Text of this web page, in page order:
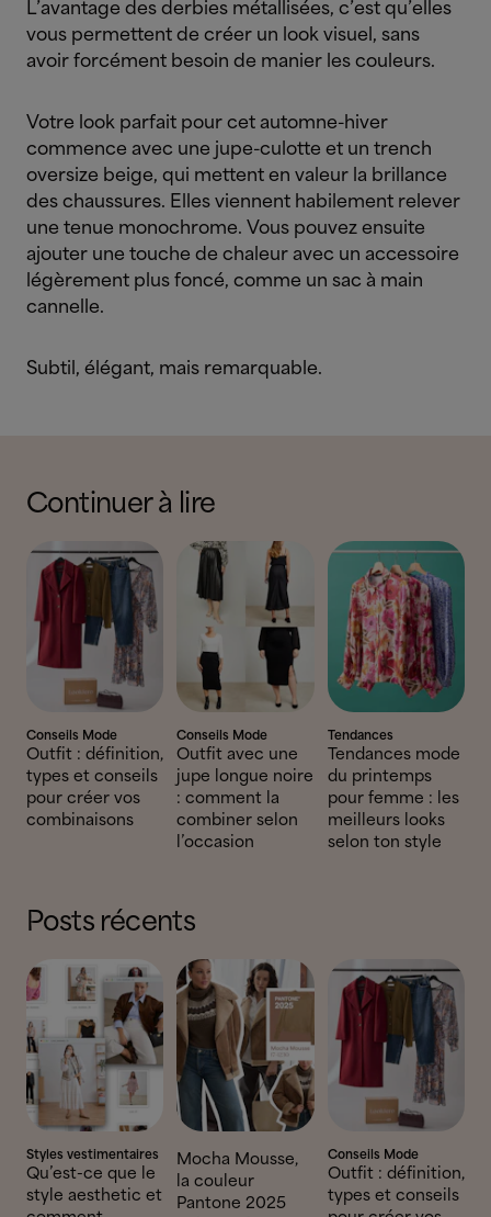
L’avantage des derbies métallisées, c’est qu’elles
vous permettent de créer un look visuel, sans
avoir forcément besoin de manier les couleurs.
Votre look parfait pour cet automne-hiver
commence avec une jupe-culotte et un trench
oversize beige, qui mettent en valeur la brillance
des chaussures. Elles viennent habilement relever
une tenue monochrome. Vous pouvez ensuite
ajouter une touche de chaleur avec un accessoire
légèrement plus foncé, comme un sac à main
cannelle.
Subtil, élégant, mais remarquable.
Continuer à lire
Conseils Mode
Outfit : définition,
types et conseils
pour créer vos
combinaisons
Conseils Mode
Outfit avec une
jupe longue noire
: comment la
combiner selon
l’occasion
Tendances
Tendances mode
du printemps
pour femme : les
meilleurs looks
selon ton style
Posts récents
Styles vestimentaires
Qu’est-ce que le
style aesthetic et
Mocha Mousse,
la couleur
Pantone 2025
Conseils Mode
Outfit : définition,
types et conseils